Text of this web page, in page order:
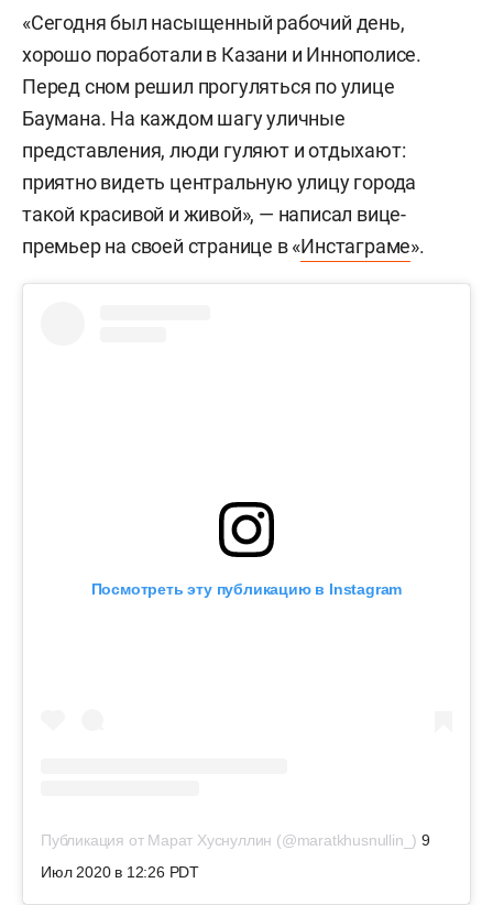
«Сегодня был насыщенный рабочий день,
хорошо поработали в Казани и Иннополисе.
Перед сном решил прогуляться по улице
Баумана. На каждом шагу уличные
представления, люди гуляют и отдыхают:
приятно видеть центральную улицу города
такой красивой и живой», — написал вице-
премьер на своей странице в «Инстаграме».
Посмотреть эту публикацию в Instagram
Публикация от Марат Хуснуллин (@maratkhusnullin_) 9
Июл 2020 в 12:26 PDT